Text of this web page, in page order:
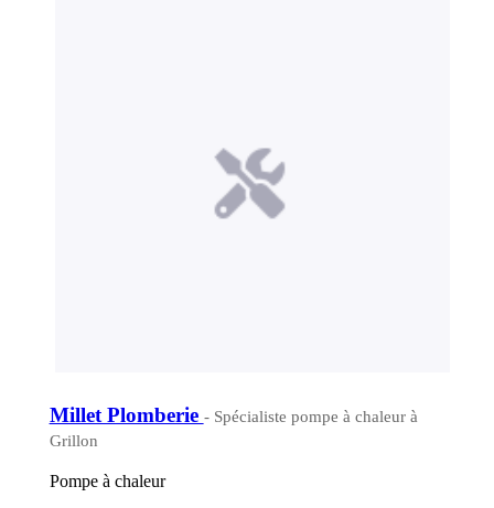
Millet Plomberie - Spécialiste pompe à chaleur à
Grillon
Pompe à chaleur